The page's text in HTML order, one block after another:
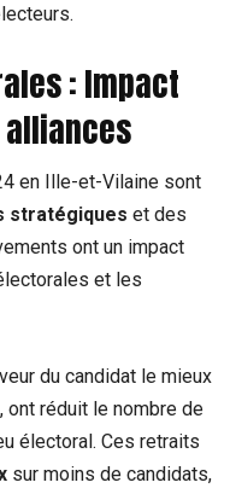
: Impact
en Ille-et-Vilaine sont
stratégiques et des
ont un impact
et les
du candidat le mieux
ont réduit le nombre de
électoral. Ces retraits
sur moins de candidats,